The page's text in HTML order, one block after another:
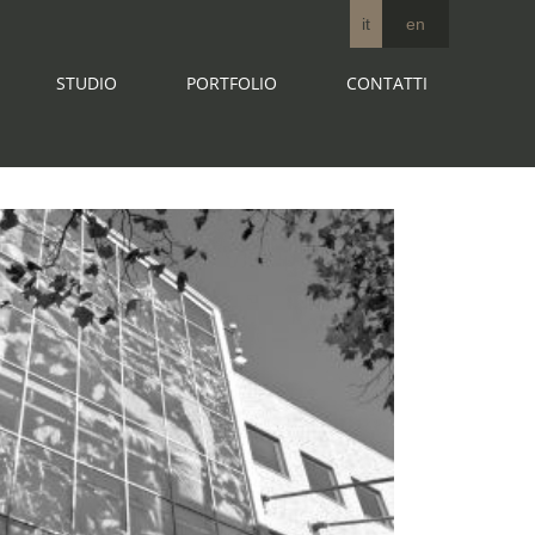
it en
STUDIO PORTFOLIO CONTATTI